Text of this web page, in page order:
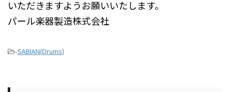
いただきますようお願いいたします。
パール楽器製造株式会社
-SABIAN(Drums)